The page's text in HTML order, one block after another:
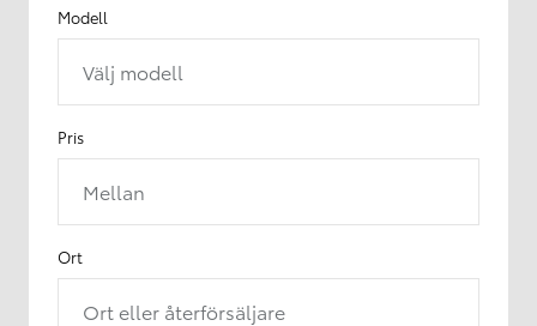
Modell
Välj modell
Pris
Mellan
Ort
Ort eller återförsäljare